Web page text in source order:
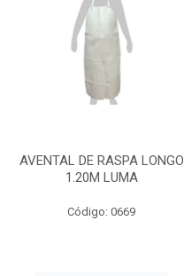
AVENTAL DE RASPA LONGO
1.20M LUMA
Código: 0669